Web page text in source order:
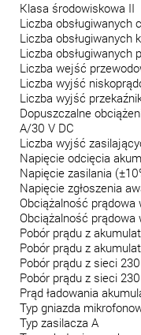
Klasa środowiskowa II
Liczba obsługiwanych
Liczba obsługiwanych
Liczba obsługiwanych
Liczba wejść
Liczba wyjść
Liczba wyjść
Dopuszczalne
A/30 V DC
Liczba wyjść
Napięcie odcięcia
Napięcie zasilania
Napięcie zgłoszenia
Obciążalność
Obciążalność
Pobór prądu z
Pobór prądu z
Pobór prądu z sieci
Pobór prądu z sieci
Prąd ładowania
Typ gniazda
Typ zasilacza A